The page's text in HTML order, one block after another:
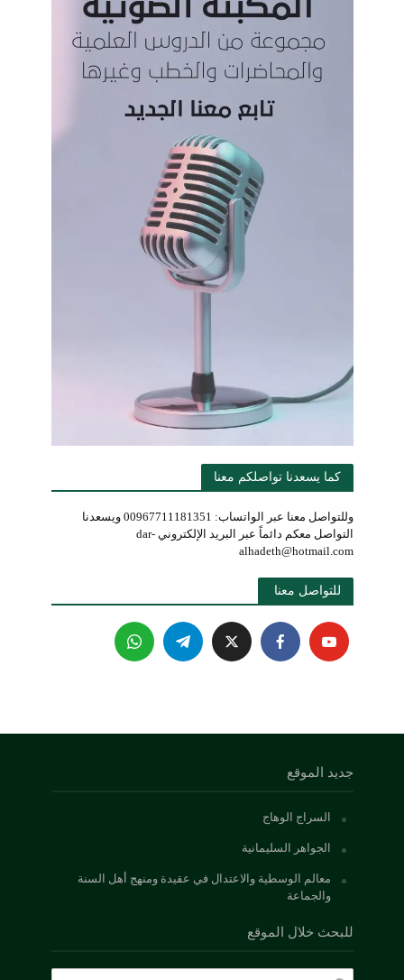
كما يسعدنا تواصلكم معنا
وللتواصل معنا عبر الواتساب: 00967711181351 ويسعدنا
التواصل معكم دائماً عبر البريد الإلكتروني dar-
alhadeth@hotmail.com
للتواصل معنا
جديد الموقع
السراج الوهاج
الجواهر السليمانية
معالم الوسطية والاعتدال في عقيدة ومنهج أهل السنة
والجماعة
للبحث خلال الموقع